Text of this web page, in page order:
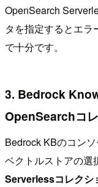
OpenSearch
タを指定するとエラ
で十分です。
3. Bedrock
OpenSearchコ
Bedrock KBのコン
ベクトルストアの選
Serverlessコレクシ